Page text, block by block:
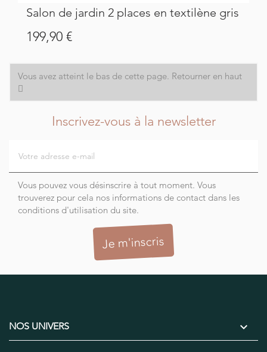
Salon de jardin 2 places en textilène gris
Prix
199,90 €
Vous avez atteint le bas de cette page. Retourner en haut
Inscrivez-vous à la newsletter
Vous pouvez vous désinscrire à tout moment. Vous
trouverez pour cela nos informations de contact dans les
conditions d'utilisation du site.
NOS UNIVERS 